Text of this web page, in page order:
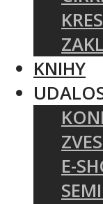
KNIHY
E-